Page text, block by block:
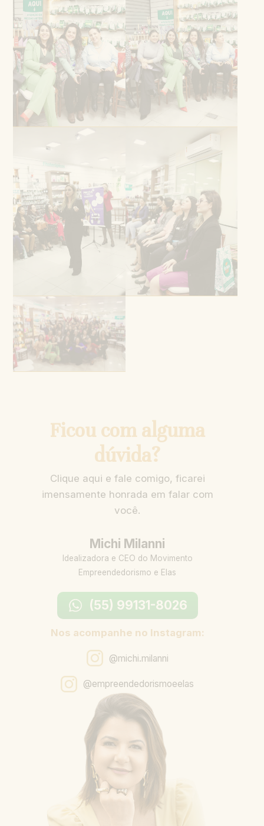
Ficou com alguma
dúvida?
Clique aqui e fale comigo, ficarei
imensamente honrada em falar com
você.
Michi Milanni
Idealizadora e CEO do Movimento
Empreendedorismo e Elas
(55) 99131-8026
Nos acompanhe no Instagram:
@michi.milanni
@empreendedorismoeelas